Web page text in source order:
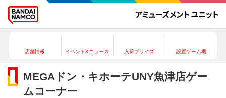
店舗情報 イベント&ニュース 入荷プライズ 設置ゲーム機
MEGAドン・キホーテUNY魚津店ゲー
ムコーナー